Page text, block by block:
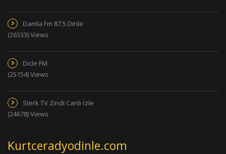
Damla Fm 87.5 Dinle
(26333) Views
Dicle FM
(25154) Views
Sterk TV Zindi Canlı İzle
(24678) Views
Kurtceradyodinle.com